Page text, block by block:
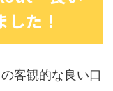
た！
客観的な良い口